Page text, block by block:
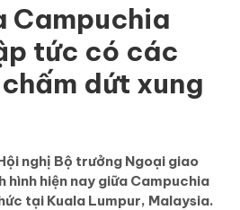
Campuchia
tức có các
dứt xung
nghị Bộ trưởng Ngoại giao
hình hiện nay giữa Campuchia
tại Kuala Lumpur, Malaysia.